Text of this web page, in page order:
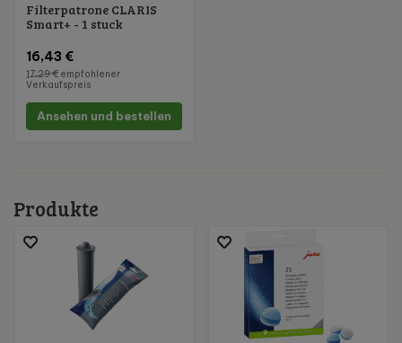
Filterpatrone CLARIS
Smart+ - 1 stuck
16,43 €
17,29 € empfohlener
Verkaufspreis
Ansehen und bestellen
Produkte